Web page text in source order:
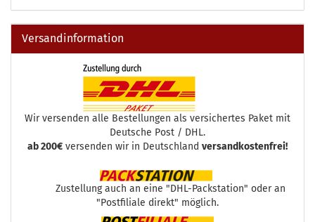
Versandinformation
Wir versenden alle Bestellungen als versichertes Paket mit
Deutsche Post / DHL.
ab 200€ versenden wir in Deutschland versandkostenfrei!
Zustellung auch an eine "DHL-Packstation" oder an
"Postfiliale direkt" möglich.